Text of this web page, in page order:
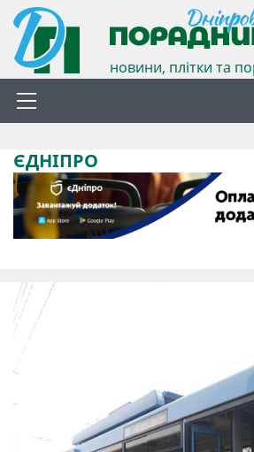
новини, плітки та
ЄДНІПРО